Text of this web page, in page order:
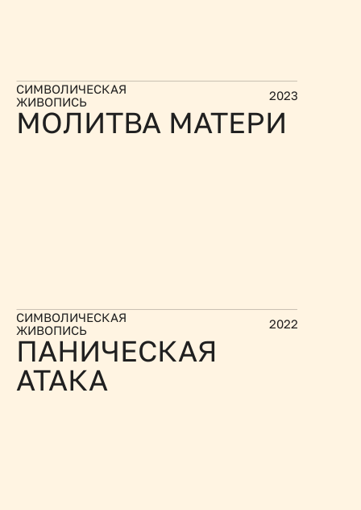
СИМВОЛИЧЕСКАЯ
ЖИВОПИСЬ
2023
МОЛИТВА МАТЕРИ
СИМВОЛИЧЕСКАЯ
ЖИВОПИСЬ
2022
ПАНИЧЕСКАЯ
АТАКА